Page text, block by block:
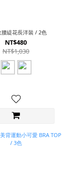
腰緹花長洋裝 / 2色
NT$480
NT$1,030